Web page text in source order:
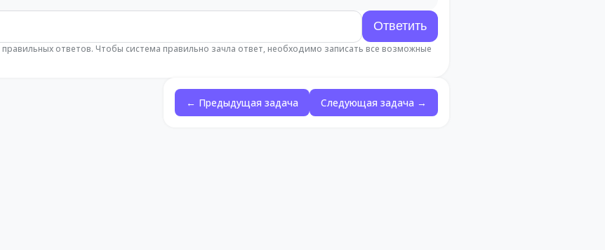
правильных ответов. Чтобы система правильно зачла ответ, необходимо записать все возможные
← Предыдущая задача Следующая задача →